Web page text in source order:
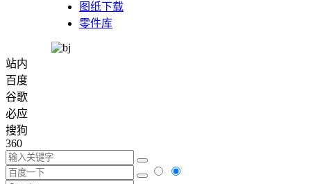
图纸下载
零件库
站内
百度
谷歌
必应
搜狗
360